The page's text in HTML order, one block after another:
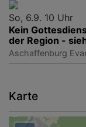
So, 6.9. 10 Uhr
Kein
der Region -
Aschaffenburg
Karte